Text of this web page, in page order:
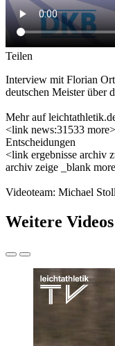
Teilen
Interview mit Florian
deutschen Meister über
Mehr auf
<link news:31533
Entscheidungen
<link ergebnisse archiv
archiv zeige _blank
Videoteam: Michael
Weitere